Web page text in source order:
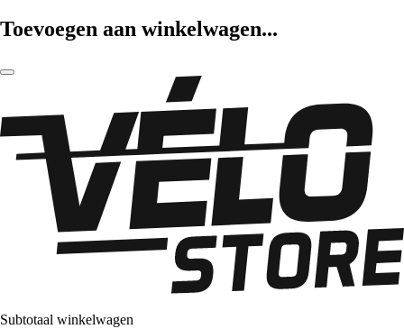
Toevoegen aan winkelwagen...
Subtotaal winkelwagen